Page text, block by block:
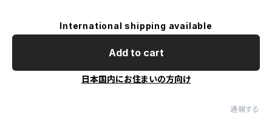
International shipping available
Add to cart
日本国内にお住まいの方向け
通報する